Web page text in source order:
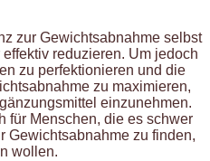
zur Gewichtsabnahme selbst
reduzieren. Um jedoch
zu perfektionieren und die
zu maximieren,
einzunehmen.
für Menschen, die es schwer
Gewichtsabnahme zu finden,
wollen.